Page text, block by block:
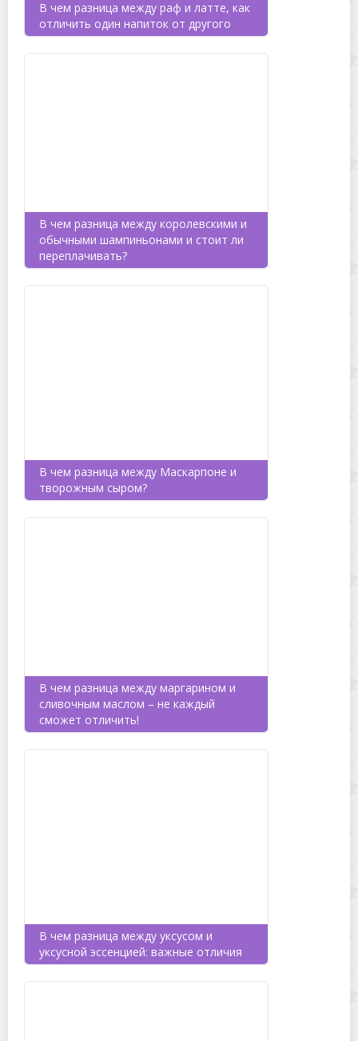
В чем разница между раф и латте, как
отличить один напиток от другого
В чем разница между королевскими и
обычными шампиньонами и стоит ли
переплачивать?
В чем разница между Маскарпоне и
творожным сыром?
В чем разница между маргарином и
сливочным маслом – не каждый
сможет отличить!
В чем разница между уксусом и
уксусной эссенцией: важные отличия